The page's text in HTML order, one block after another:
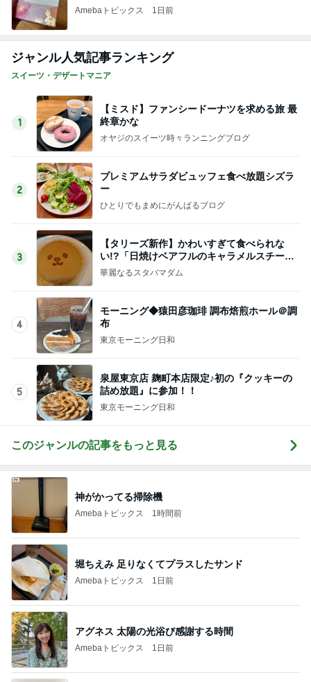
Amebaトピックス 1日前
ジャンル人気記事ランキング
スイーツ・デザートマニア
1
【ミスド】ファンシードーナツを求める旅 最
終章かな
オヤジのスイーツ時々ランニングブログ
2
プレミアムサラダビュッフェ食べ放題シズラ
ー
ひとりでもまめにがんばるブログ
3
【タリーズ新作】かわいすぎて食べられな
い!?「日焼けベアフルのキャラメルスチーム
ケーキ」を実食
華麗なるスタバマダム
4
モーニング◆猿田彦珈琲 調布焙煎ホール＠調
布
東京モーニング日和
5
泉屋東京店 麹町本店限定♪初の『クッキーの
詰め放題』に参加！！
東京モーニング日和
このジャンルの記事をもっと見る
神がかってる掃除機
Amebaトピックス 1時間前
堀ちえみ 足りなくてプラスしたサンド
Amebaトピックス 1日前
アグネス 太陽の光浴び感謝する時間
Amebaトピックス 1日前